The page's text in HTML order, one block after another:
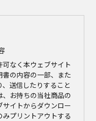
なく本ウェブサイト
の内容の一部、また
送信したりすること
お持ちの当社商品の
イトからダウンロー
みプリントアウトする